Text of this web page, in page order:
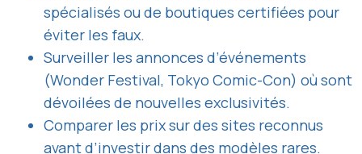
spécialisés ou de boutiques certifiées pour
éviter les faux.
Surveiller les annonces d’événements
(Wonder Festival, Tokyo Comic-Con) où sont
dévoilées de nouvelles exclusivités.
Comparer les prix sur des sites reconnus
avant d’investir dans des modèles rares.